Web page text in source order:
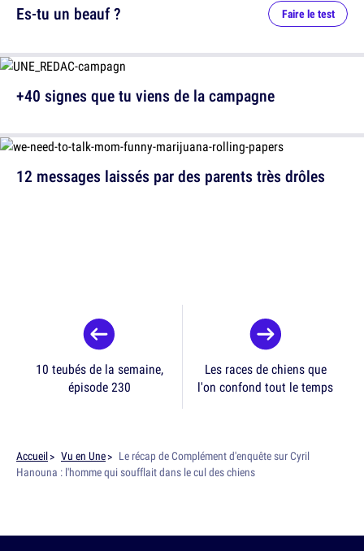
12 messages laissés par des parents très drôles
Es-tu un beauf ? Faire le test
+40 signes que tu viens de la campagne
10 teubés de la semaine,
épisode 230
Les races de chiens que
l'on confond tout le temps
Accueil Vu en Une
Le récap de Complément d'enquête sur Cyril
Hanouna : l'homme qui soufflait dans le cul des chiens